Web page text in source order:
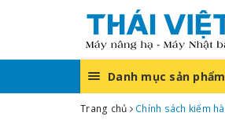
Danh mục sản phẩm
Trang chủ Chính sách kiểm